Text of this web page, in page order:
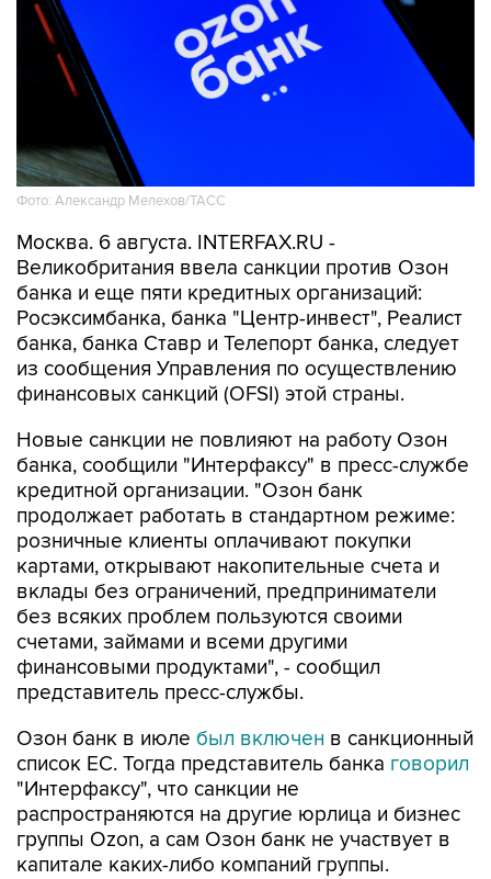
Фото: Александр Мелехов/ТАСС
Москва. 6 августа. INTERFAX.RU -
Великобритания ввела санкции против Озон
банка и еще пяти кредитных организаций:
Росэксимбанка, банка "Центр-инвест", Реалист
банка, банка Ставр и Телепорт банка, следует
из сообщения Управления по осуществлению
финансовых санкций (OFSI) этой страны.
Новые санкции не повлияют на работу Озон
банка, сообщили "Интерфаксу" в пресс-службе
кредитной организации. "Озон банк
продолжает работать в стандартном режиме:
розничные клиенты оплачивают покупки
картами, открывают накопительные счета и
вклады без ограничений, предприниматели
без всяких проблем пользуются своими
счетами, займами и всеми другими
финансовыми продуктами", - сообщил
представитель пресс-службы.
Озон банк в июле был включен в санкционный
список ЕС. Тогда представитель банка говорил
"Интерфаксу", что санкции не
распространяются на другие юрлица и бизнес
группы Ozon, а сам Озон банк не участвует в
капитале каких-либо компаний группы.